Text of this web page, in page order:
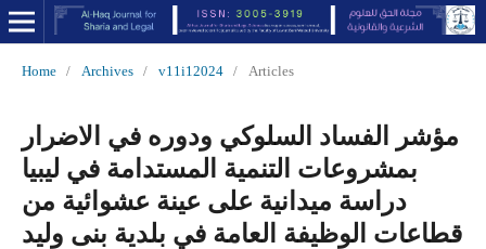
Home / Archives / v11i12024 / Articles
مؤشر الفساد السلوكي ودوره في الاضرار
بمشروعات التنمية المستدامة في ليبيا
دراسة ميدانية على عينة عشوائية من
قطاعات الوظيفة العامة في بلدية بنى وليد